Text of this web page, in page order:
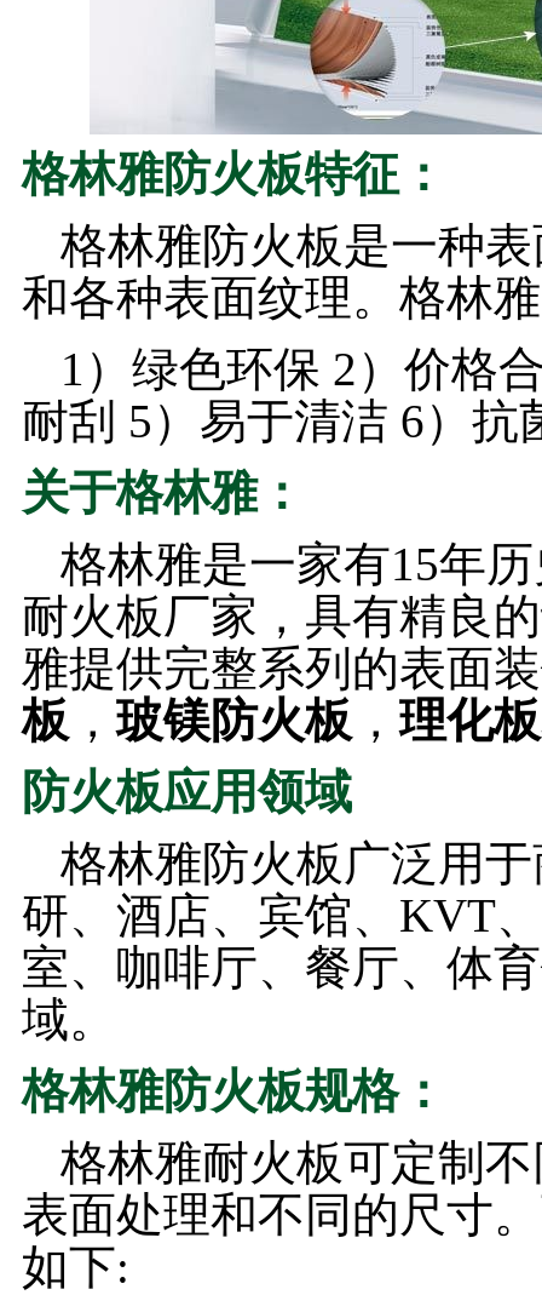
格林雅防火板特征：
格林雅防火板是一种
和各种表面纹理。格林
1）绿色环保 2）价格
耐刮 5）易于清洁 6）抗
关于格林雅：
格林雅是一家有15年
耐火板厂家，具有精良
雅提供完整系列的表面
板 ，玻镁防火板 ，理化板
防火板应用领域
格林雅防火板广泛用
研、酒店、宾馆、KVT
室、咖啡厅、餐厅、体
域。
格林雅防火板规格：
格林雅耐火板可定制
表面处理和不同的尺寸
如下: